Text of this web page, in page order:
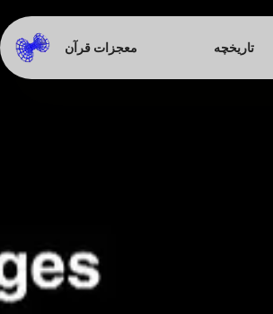
معجزات قرآن تاریخچه